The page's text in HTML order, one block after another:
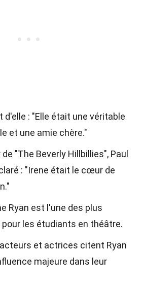
d'elle : "Elle était une véritable
et une amie chère."
"The Beverly Hillbillies", Paul
: "Irene était le cœur de
Ryan est l'une des plus
les étudiants en théâtre.
et actrices citent Ryan
majeure dans leur